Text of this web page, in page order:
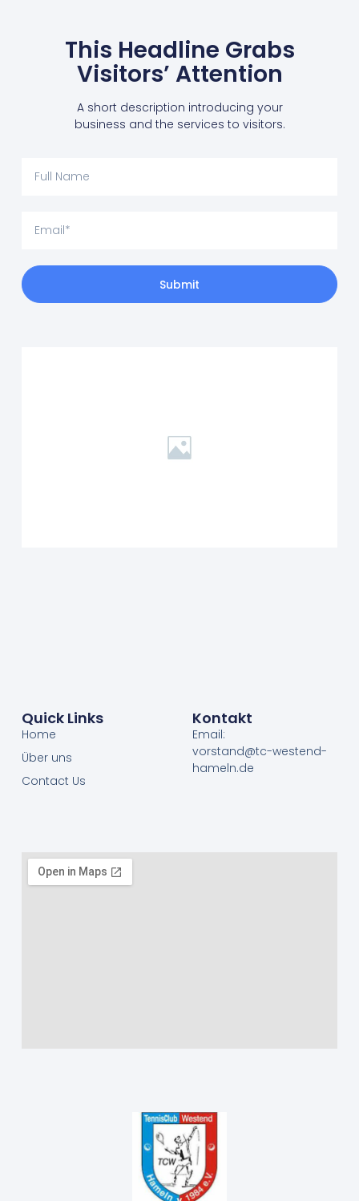
This Headline Grabs
Visitors’ Attention
A short description introducing your
business and the services to visitors.
Submit
Quick Links
Home
Über uns
Contact Us
Kontakt
Email:
vorstand@tc-westend-
hameln.de